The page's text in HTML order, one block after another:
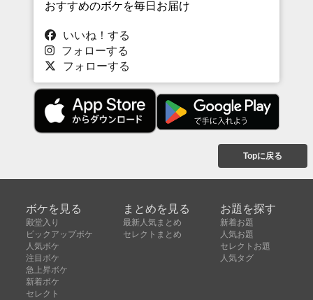
おすすめのボケを毎日お届け
いいね！する
フォローする
フォローする
Topに戻る
ボケを見る
殿堂入り
ピックアップボケ
人気ボケ
注目ボケ
急上昇ボケ
新着ボケ
セレクト
まとめを見る
最新人気まとめ
セレクトまとめ
お題を探す
新着お題
人気お題
セレクトお題
人気タグ